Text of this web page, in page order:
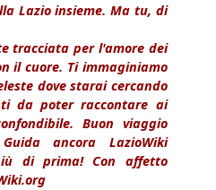
Lazio insieme. Ma tu, di
tracciata per l'amore dei
il cuore. Ti immaginiamo
dove starai cercando
da poter raccontare ai
Buon viaggio
ancora LazioWiki
di prima! Con affetto